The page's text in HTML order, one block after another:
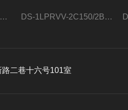
C6C无极版萤石监控摄像头 DS-1LPRVV-2C150/2B监控室外夜视高清电源线护套线200米/卷
二巷十六号101室